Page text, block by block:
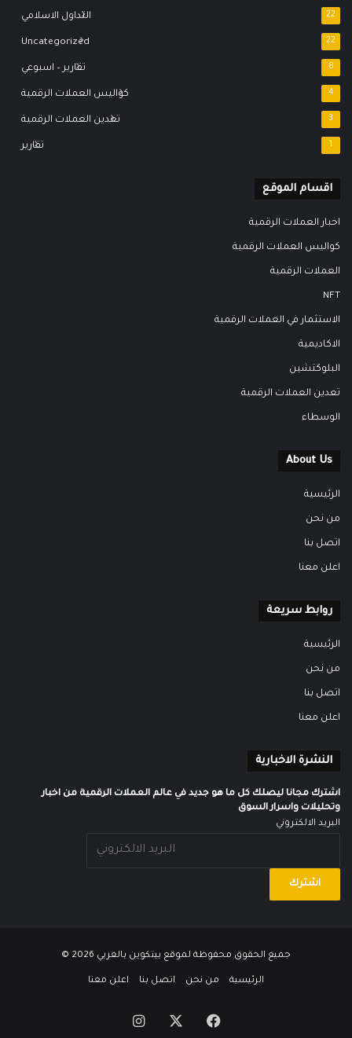
التداول الاسلامي 22
Uncategorized 22
تقارير – اسبوعي 8
كواليس العملات الرقمية 4
تعدين العملات الرقمية 3
تقارير 1
اقسام الموقع
اخبار العملات الرقمية
كواليس العملات الرقمية
العملات الرقمية
NFT
الاستثمار في العملات الرقمية
الاكاديمية
البلوكتشين
تعدين العملات الرقمية
الوسطاء
About Us
الرئيسية
من نحن
اتصل بنا
اعلن معنا
روابط سريعة
الرئيسية
من نحن
اتصل بنا
اعلن معنا
النشرة الاخبارية
اشترك مجانا ليصلك كل ما هو جديد في عالم العملات الرقمية من اخبار
وتحليلات واسرار السوق
البريد الالكتروني
جميع الحقوق محفوظة لموقع بيتكوين بالعربي
الرئيسية من نحن اتصل بنا اعلن معنا
فيسبوك انستقرام